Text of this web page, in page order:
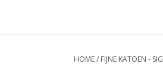
HOME/ FIJNE KATOEN -